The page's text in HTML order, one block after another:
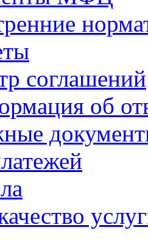
соглашений
об